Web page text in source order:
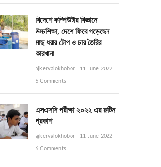
বিদেশে কম্পিউটার বিজ্ঞানে
উচ্চশিক্ষা, দেশে ফিরে গড়েছেন
মাছ ধরার টোপ ও চার তৈরির
কারখানা
ajkervalokhobor 11 June 2022
6 Comments
এসএসসি পরীক্ষা ২০২২ এর রুটিন
প্রকাশ
ajkervalokhobor 11 June 2022
6 Comments